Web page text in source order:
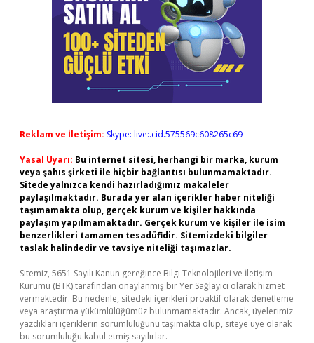
Reklam ve İletişim: Skype: live:.cid.575569c608265c69
Yasal Uyarı: Bu internet sitesi, herhangi bir marka, kurum
veya şahıs şirketi ile hiçbir bağlantısı bulunmamaktadır.
Sitede yalnızca kendi hazırladığımız makaleler
paylaşılmaktadır. Burada yer alan içerikler haber niteliği
taşımamakta olup, gerçek kurum ve kişiler hakkında
paylaşım yapılmamaktadır. Gerçek kurum ve kişiler ile isim
benzerlikleri tamamen tesadüfidir. Sitemizdeki bilgiler
taslak halindedir ve tavsiye niteliği taşımazlar.
Sitemiz, 5651 Sayılı Kanun gereğince Bilgi Teknolojileri ve İletişim
Kurumu (BTK) tarafından onaylanmış bir Yer Sağlayıcı olarak hizmet
vermektedir. Bu nedenle, sitedeki içerikleri proaktif olarak denetleme
veya araştırma yükümlülüğümüz bulunmamaktadır. Ancak, üyelerimiz
yazdıkları içeriklerin sorumluluğunu taşımakta olup, siteye üye olarak
bu sorumluluğu kabul etmiş sayılırlar.